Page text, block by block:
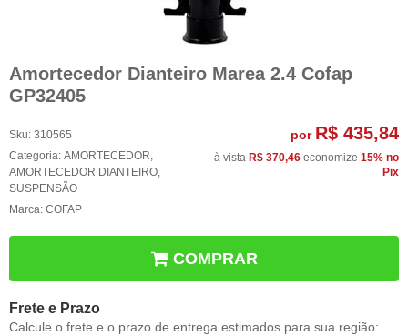
Amortecedor Dianteiro Marea 2.4 Cofap
GP32405
Sku: 310565
Categoria: AMORTECEDOR,
AMORTECEDOR DIANTEIRO,
SUSPENSÃO
Marca: COFAP
por R$ 435,84
à vista R$ 370,46 economize 15% no
Pix
COMPRAR
Frete e Prazo
Calcule o frete e o prazo de entrega estimados para sua região: